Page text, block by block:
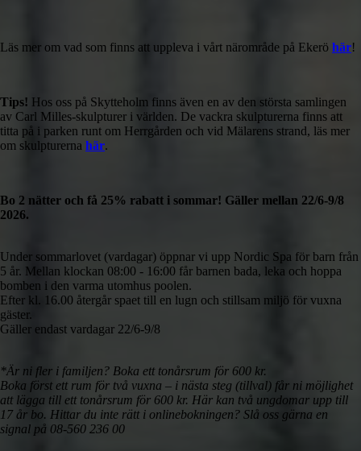
Läs mer om vad som finns att uppleva i vårt närområde på Ekerö här!
Tips! Hos oss på Skytteholm finns även en av den största samlingen
av Carl Milles-skulpturer i världen. De vackra skulpturerna finns att
titta på i parken runt om Herrgården och vid Mälarens strand, läs mer
om skulpturerna här.
Bo 2 nätter och få 25% rabatt i sommar! Gäller mellan 22/6-9/8
2026.
Under sommarlovet (vardagar) öppnar vi upp Nordic Spa för barn från
5 år. Mellan klockan 08:00 - 16:00 får barnen bada, leka och hoppa
bomben i den varma utomhus poolen.
Efter kl. 16.00 återgår spaet till en lugn och stillsam miljö för vuxna
gäster.
Gäller endast vardagar 22/6-9/8
*Är ni fler i familjen? Boka ett tonårsrum för 600 kr.
Boka först ett rum för två vuxna – i nästa steg (tillval) får ni möjlighet
att lägga till ett tonårsrum för 600 kr. Här kan två ungdomar upp till
17 år bo. Hittar du inte rätt i onlinebokningen? Slå oss gärna en
signal på 08-560 236 00